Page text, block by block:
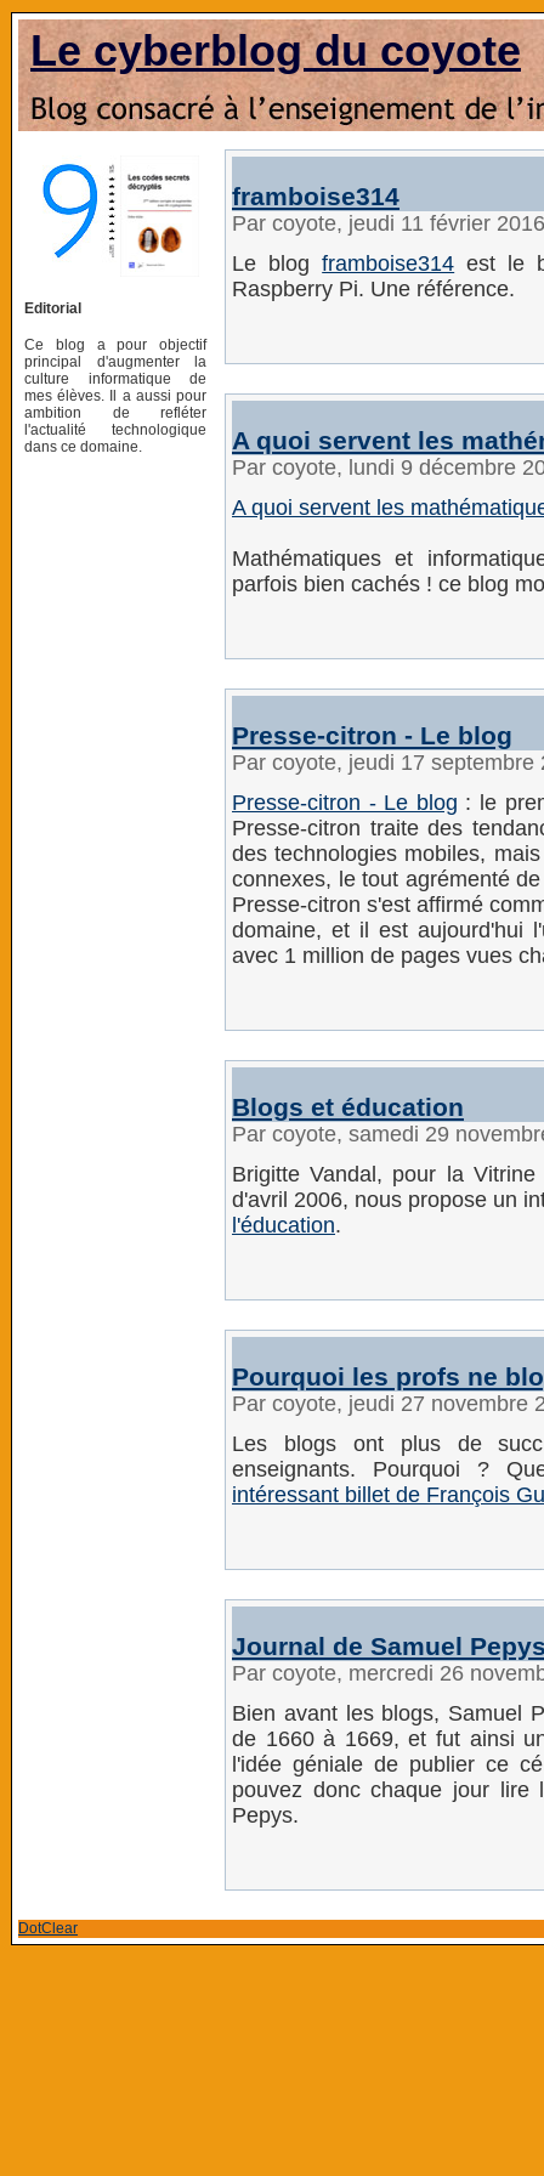
Le cyberblog du coyote
Editorial
Ce blog a pour objectif
principal d'augmenter la
culture informatique de
mes élèves. Il a aussi pour
ambition de refléter
l'actualité technologique
dans ce domaine.
framboise314
Par coyote, jeudi 11 février
Le blogframboise314 est le
Raspberry Pi. Une référence.
A quoi servent les
Par coyote, lundi 9 décembre
A quoi servent les
Mathématiques et
parfois bien cachés ! ce blog
Presse-citron - Le blog
Par coyote, jeudi 17
Presse-citron - Le blog : le
Presse-citron traite des
des technologies mobiles,
connexes, le tout agrémenté
Presse-citron s'est affirmé
domaine, et il est aujourd'hui
avec 1 million de pages vues
Blogs et éducation
Par coyote, samedi 29
Brigitte Vandal, pour la
d'avril 2006, nous propose un
l'éducation.
Pourquoi les profs ne
Par coyote, jeudi 27 novembre
Les blogs ont plus de
enseignants. Pourquoi ?
intéressant billet de François
Journal de Samuel
Par coyote, mercredi 26
Bien avant les blogs, Samuel
de 1660 à 1669, et fut ainsi
l'idée géniale de publier ce
pouvez donc chaque jour lire
Pepys.
DotClear